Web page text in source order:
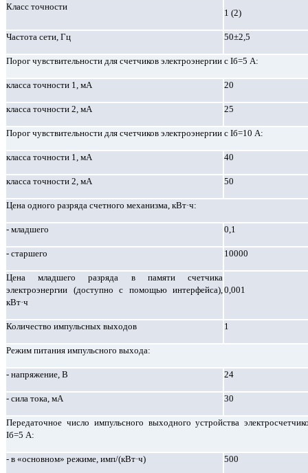
Класс точности
1 (2)
Частота сети, Гц 50±2,5
Порог чувствительности для счетчиков электроэнергии с Iб=5 А:
класса точности 1, мА 20
класса точности 2, мА 25
Порог чувствительности для счетчиков электроэнергии с Iб=10 А:
класса точности 1, мА 40
класса точности 2, мА 50
Цена одного разряда счетного механизма, кВт·ч:
- младшего 0,1
- старшего 10000
Цена младшего разряда в памяти счетчика
электроэнергии (доступно с помощью интерфейса),
кВт·ч
0,001
Количество импульсных выходов 1
Режим питания импульсного выхода:
- напряжение, В 24
- сила тока, мА 30
Передаточное число импульсного выходного устройства
Iб=5 А:
- в «основном» режиме, имп/(кВт·ч) 500